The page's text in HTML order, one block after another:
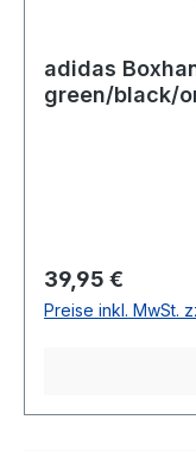
adidas
green/black/
Regulärer Preis:
39,95 €
Preise inkl. MwSt.